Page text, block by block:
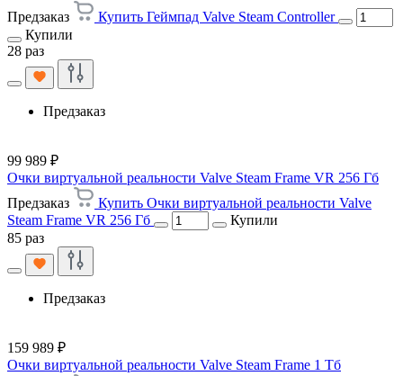
Предзаказ
Купить Геймпад Valve Steam Controller
Купили
28 раз
Предзаказ
99 989 ₽
Очки виртуальной реальности Valve Steam Frame VR 256 Гб
Предзаказ
Купить Очки виртуальной реальности Valve
Steam Frame VR 256 Гб
Купили
85 раз
Предзаказ
159 989 ₽
Очки виртуальной реальности Valve Steam Frame 1 Тб